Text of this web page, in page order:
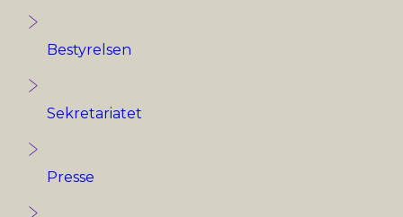
Bestyrelsen
Sekretariatet
Presse